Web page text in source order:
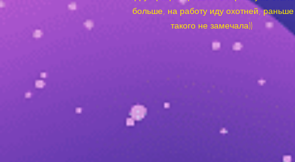
больше, на работу иду охотней, раньше
такого не замечала))